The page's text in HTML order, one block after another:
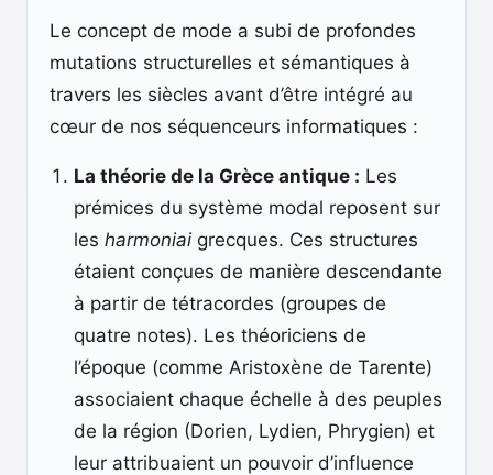
Le concept de mode a subi de profondes
mutations structurelles et sémantiques à
travers les siècles avant d’être intégré au
cœur de nos séquenceurs informatiques :
La théorie de la Grèce antique : Les
prémices du système modal reposent sur
les harmoniai grecques. Ces structures
étaient conçues de manière descendante
à partir de tétracordes (groupes de
quatre notes). Les théoriciens de
l’époque (comme Aristoxène de Tarente)
associaient chaque échelle à des peuples
de la région (Dorien, Lydien, Phrygien) et
leur attribuaient un pouvoir d’influence